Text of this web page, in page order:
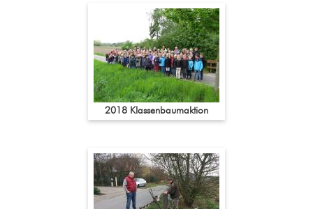
2018 Klassenbaumaktion